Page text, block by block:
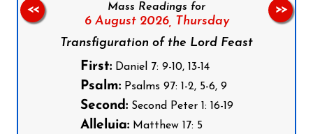
Mass Readings for
6 August 2026, Thursday
Transfiguration of the Lord Feast
First:Daniel 7: 9-10, 13-14
Psalm:Psalms 97: 1-2, 5-6, 9
Second:Second Peter 1: 16-19
Alleluia:Matthew 17: 5
<< >>